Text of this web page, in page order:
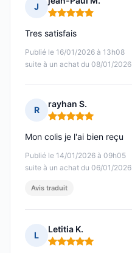
J
Note : 5 sur 5
Publié le 16/01/2026 à 13h08
suite à un achat du 08/01/2026
Tres satisfais
R
rayhan S.
Note : 5 sur 5
Publié le 14/01/2026 à 09h05
suite à un achat du 06/01/2026
Mon colis je l'ai bien reçu
Avis traduit
L
Letitia K.
Note : 5 sur 5